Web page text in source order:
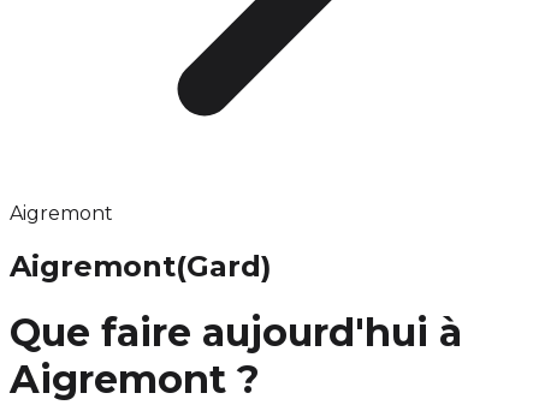
Aigremont
Aigremont(Gard)
Que faire aujourd'hui à
Aigremont ?